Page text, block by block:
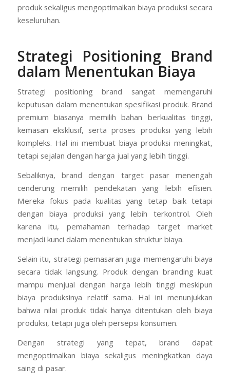
produk sekaligus mengoptimalkan biaya produksi secara
keseluruhan.
Strategi Positioning Brand
dalam Menentukan Biaya
Strategi positioning brand sangat memengaruhi
keputusan dalam menentukan spesifikasi produk. Brand
premium biasanya memilih bahan berkualitas tinggi,
kemasan eksklusif, serta proses produksi yang lebih
kompleks. Hal ini membuat biaya produksi meningkat,
tetapi sejalan dengan harga jual yang lebih tinggi.
Sebaliknya, brand dengan target pasar menengah
cenderung memilih pendekatan yang lebih efisien.
Mereka fokus pada kualitas yang tetap baik tetapi
dengan biaya produksi yang lebih terkontrol. Oleh
karena itu, pemahaman terhadap target market
menjadi kunci dalam menentukan struktur biaya.
Selain itu, strategi pemasaran juga memengaruhi biaya
secara tidak langsung. Produk dengan branding kuat
mampu menjual dengan harga lebih tinggi meskipun
biaya produksinya relatif sama. Hal ini menunjukkan
bahwa nilai produk tidak hanya ditentukan oleh biaya
produksi, tetapi juga oleh persepsi konsumen.
Dengan strategi yang tepat, brand dapat
mengoptimalkan biaya sekaligus meningkatkan daya
saing di pasar.